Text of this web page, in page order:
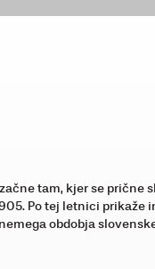
tam, kjer se prične
Po tej letnici prikaže
obdobja